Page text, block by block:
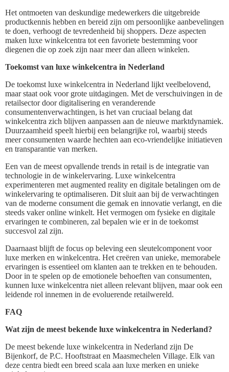
Het ontmoeten van deskundige medewerkers die uitgebreide
productkennis hebben en bereid zijn om persoonlijke aanbevelingen
te doen, verhoogt de tevredenheid bij shoppers. Deze aspecten
maken luxe winkelcentra tot een favoriete bestemming voor
diegenen die op zoek zijn naar meer dan alleen winkelen.
Toekomst van luxe winkelcentra in Nederland
De toekomst luxe winkelcentra in Nederland lijkt veelbelovend,
maar staat ook voor grote uitdagingen. Met de verschuivingen in de
retailsector door digitalisering en veranderende
consumentenverwachtingen, is het van cruciaal belang dat
winkelcentra zich blijven aanpassen aan de nieuwe marktdynamiek.
Duurzaamheid speelt hierbij een belangrijke rol, waarbij steeds
meer consumenten waarde hechten aan eco-vriendelijke initiatieven
en transparantie van merken.
Een van de meest opvallende trends in retail is de integratie van
technologie in de winkelervaring. Luxe winkelcentra
experimenteren met augmented reality en digitale betalingen om de
winkelervaring te optimaliseren. Dit sluit aan bij de verwachtingen
van de moderne consument die gemak en innovatie verlangt, en die
steeds vaker online winkelt. Het vermogen om fysieke en digitale
ervaringen te combineren, zal bepalen wie er in de toekomst
succesvol zal zijn.
Daarnaast blijft de focus op beleving een sleutelcomponent voor
luxe merken en winkelcentra. Het creëren van unieke, memorabele
ervaringen is essentieel om klanten aan te trekken en te behouden.
Door in te spelen op de emotionele behoeften van consumenten,
kunnen luxe winkelcentra niet alleen relevant blijven, maar ook een
leidende rol innemen in de evoluerende retailwereld.
FAQ
Wat zijn de meest bekende luxe winkelcentra in Nederland?
De meest bekende luxe winkelcentra in Nederland zijn De
Bijenkorf, de P.C. Hooftstraat en Maasmechelen Village. Elk van
deze centra biedt een breed scala aan luxe merken en unieke